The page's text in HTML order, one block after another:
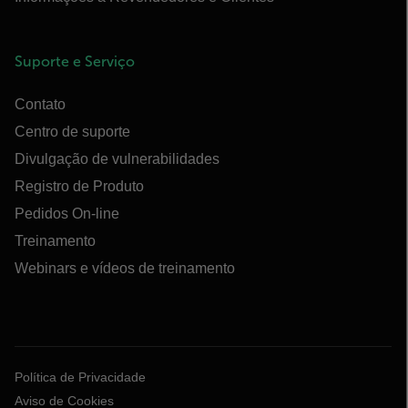
Suporte e Serviço
Contato
Centro de suporte
Divulgação de vulnerabilidades
Registro de Produto
Pedidos On-line
Treinamento
Webinars e vídeos de treinamento
Política de Privacidade
Aviso de Cookies